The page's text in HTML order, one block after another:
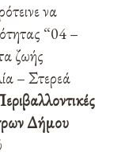
να
“04 –
ζωής
– Στερεά
Δήμου